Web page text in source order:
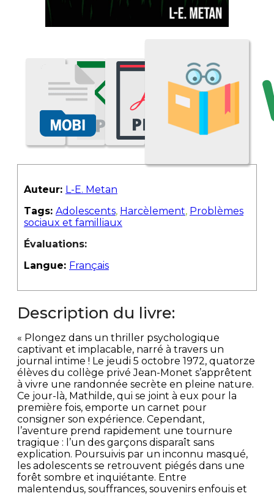
Auteur: L-E. Metan
Tags: Adolescents, Harcèlement, Problèmes
sociaux et familliaux
Évaluations:
Langue: Français
Description du livre:
« Plongez dans un thriller psychologique
captivant et implacable, narré à travers un
journal intime ! Le jeudi 5 octobre 1972, quatorze
élèves du collège privé Jean-Monet s’apprêtent
à vivre une randonnée secrète en pleine nature.
Ce jour-là, Mathilde, qui se joint à eux pour la
première fois, emporte un carnet pour
consigner son expérience. Cependant,
l’aventure prend rapidement une tournure
tragique : l’un des garçons disparaît sans
explication. Poursuivis par un inconnu masqué,
les adolescents se retrouvent piégés dans une
forêt sombre et inquiétante. Entre
malentendus, souffrances, souvenirs enfouis et